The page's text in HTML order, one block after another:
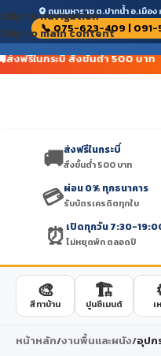
Skip to navigation
Skip to main content
ถนนมหาราช ต.ปากน้ำ อ.เมือง
📞 075-623-409 |
ส่งฟรีในกระบี่ สั่งขั้นต่ำ 500 บาท
🚚ส่งฟรีในกระบี่
สั่งขั้นต่ำ 500 บาท
💳ผ่อน 0% ทุกธนาคาร
รับบัตรเครดิตทุกใบ
⏰ เปิดทุกวัน 7:30-
ไม่หยุดพัก ตลอดปี
🎨
สีทาบ้าน
🏗️
ปูนซีเมนต์ เ
หน้าหลัก/งานพื้นและผนัง/อุปก